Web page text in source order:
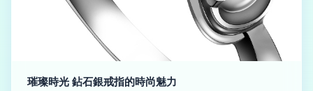
璀璨時光 鉆石銀戒指的時尚魅力